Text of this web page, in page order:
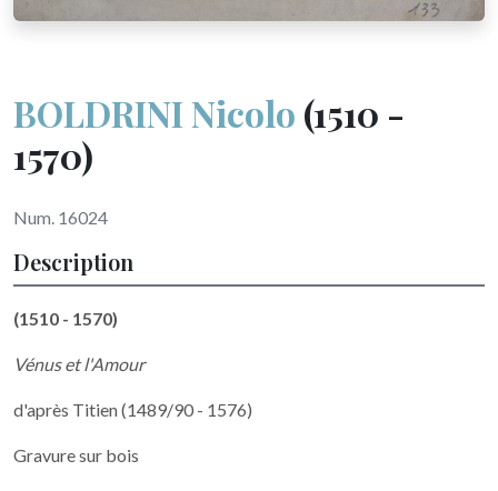
BOLDRINI Nicolo (1510 -
1570)
Num. 16024
Description
(1510 - 1570)
Vénus et l'Amour
d'après Titien (1489/90 - 1576)
Gravure sur bois